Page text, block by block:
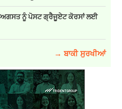
ਅਗਸਤ ਨੂੰ ਪੋਸਟ ਗ੍ਰੈਜੂਏਟ ਕੋਰਸਾਂ ਲਈ
→ ਬਾਕੀ ਸੁਰਖੀਆਂ